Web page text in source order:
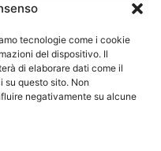
tecnologie come i cookie
del dispositivo. Il
di elaborare dati come il
su questo sito. Non
negativamente su alcune